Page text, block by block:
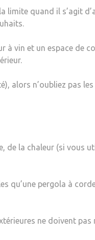
limite quand il s’agit
à vin et un espace de
alors n’oubliez pas
de la chaleur (si vous
qu’une pergola à
ne doivent pas